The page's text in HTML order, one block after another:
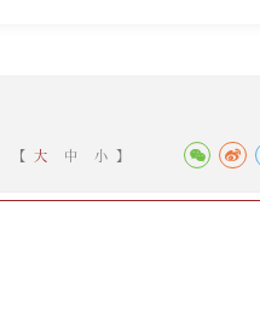
【 大 中 小 】